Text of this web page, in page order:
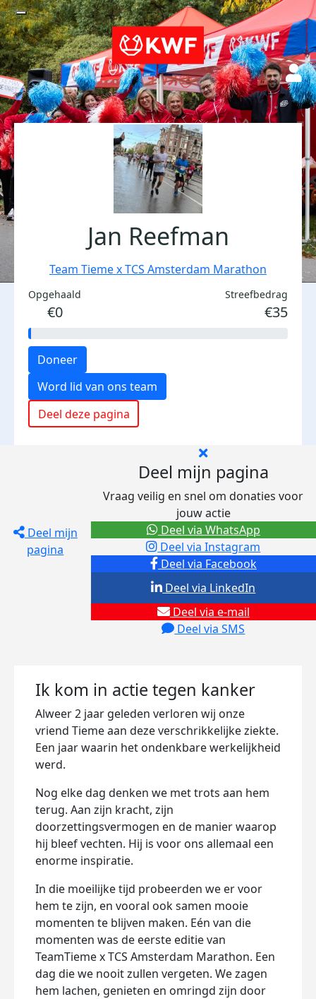
Jan Reefman
Team Tieme x TCS Amsterdam Marathon
Opgehaald
€0
Streefbedrag
€35
Doneer
Word lid van ons team
Deel deze pagina
Deel mijn
pagina
Deel mijn pagina
Vraag veilig en snel om donaties voor
jouw actie
Deel via Facebook
Deel via Instagram
Deel via e-mail
Deel via SMS
Deel via LinkedIn
Deel via WhatsApp
Ik kom in actie tegen kanker
Alweer 2 jaar geleden verloren wij onze
vriend Tieme aan deze verschrikkelijke ziekte.
Een jaar waarin het ondenkbare werkelijkheid
werd.
Nog elke dag denken we met trots aan hem
terug. Aan zijn kracht, zijn
doorzettingsvermogen en de manier waarop
hij bleef vechten. Hij is voor ons allemaal een
enorme inspiratie.
In die moeilijke tijd probeerden we er voor
hem te zijn, en vooral ook samen mooie
momenten te blijven maken. Eén van die
momenten was de eerste editie van
TeamTieme x TCS Amsterdam Marathon. Een
dag die we nooit zullen vergeten. We zagen
hem lachen, genieten en omringd zijn door